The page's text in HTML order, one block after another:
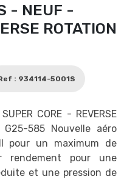
- NEUF -
ROTATION
: 934114-5001S
CORE - REVERSE
G25-585 Nouvelle aéro
II pour un maximum de
rendement pour une
et une pression de